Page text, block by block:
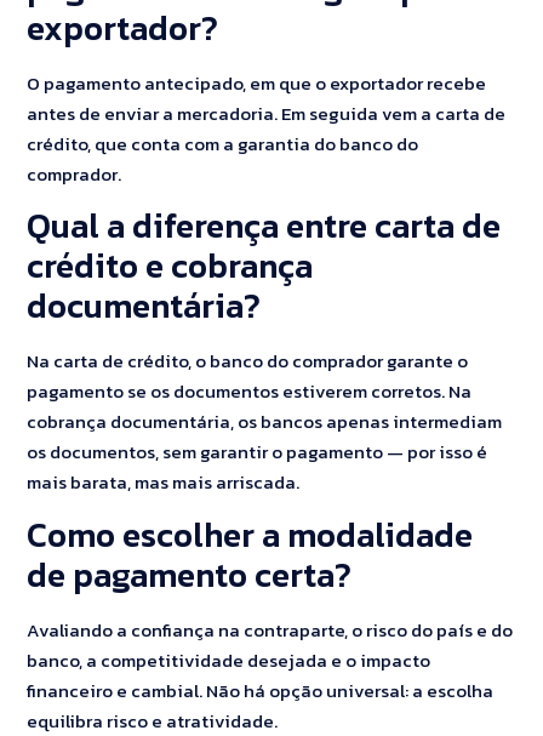
exportador?
O pagamento antecipado, em que o exportador recebe
antes de enviar a mercadoria. Em seguida vem a carta de
crédito, que conta com a garantia do banco do
comprador.
Qual a diferença entre carta de
crédito e cobrança
documentária?
Na carta de crédito, o banco do comprador garante o
pagamento se os documentos estiverem corretos. Na
cobrança documentária, os bancos apenas intermediam
os documentos, sem garantir o pagamento — por isso é
mais barata, mas mais arriscada.
Como escolher a modalidade
de pagamento certa?
Avaliando a confiança na contraparte, o risco do país e do
banco, a competitividade desejada e o impacto
financeiro e cambial. Não há opção universal: a escolha
equilibra risco e atratividade.